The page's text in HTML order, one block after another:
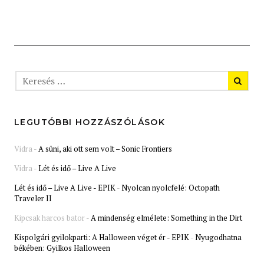
LEGUTÓBBI HOZZÁSZÓLÁSOK
Vidra-A süni, aki ott sem volt – Sonic Frontiers
Vidra-Lét és idő – Live A Live
Lét és idő – Live A Live - EPIK-Nyolcan nyolcfelé: Octopath
Traveler II
Kipcsak harcos bator-A mindenség elmélete: Something in the Dirt
Kispolgári gyilokparti: A Halloween véget ér - EPIK-Nyugodhatna
békében: Gyilkos Halloween